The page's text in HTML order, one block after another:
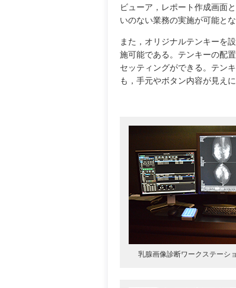
ビューア，レポート作成画面
いのない業務の実施が可能とな
また，オリジナルテンキーを
施可能である。テンキーの配
セッティングができる。テン
も，手元やボタン内容が見え
乳腺画像診断ワークステーシ